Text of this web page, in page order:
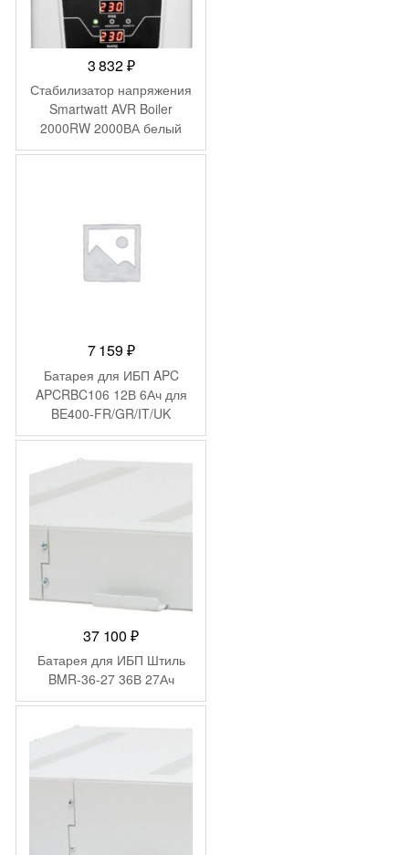
3 832₽
Стабилизатор напряжения
Smartwatt AVR Boiler
2000RW 2000ВА белый
7 159₽
Батарея для ИБП APC
APCRBC106 12В 6Ач для
BE400-FR/GR/IT/UK
37 100₽
Батарея для ИБП Штиль
BMR-36-27 36В 27Ач